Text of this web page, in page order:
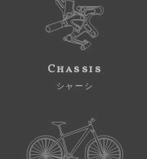
Chassis
シャーシ